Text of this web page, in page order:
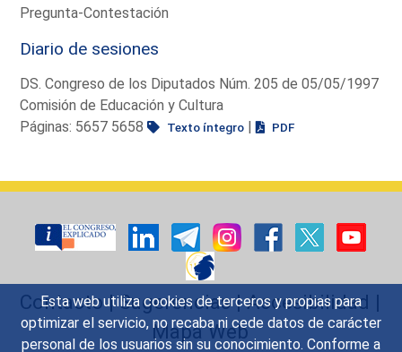
Esta web utiliza cookies de terceros y propias para
optimizar el servicio, no recaba ni cede datos de carácter
personal de los usuarios sin su conocimiento. Conforme a
Pregunta-Contestación
Diario de sesiones
DS. Congreso de los Diputados Núm. 205 de 05/05/1997
Comisión de Educación y Cultura
Páginas: 5657 5658
Texto íntegro | PDF
Contacto|Sugerencias|Accesibilidad |
Mapa Web